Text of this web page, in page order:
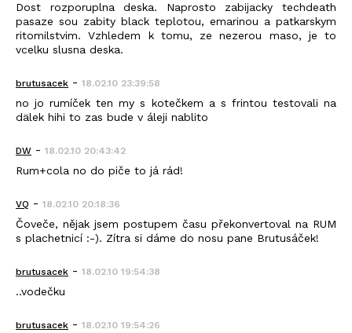
Dost rozporuplna deska. Naprosto zabijacky techdeath
pasaze sou zabity black teplotou, emarinou a patkarskym
ritomilstvim. Vzhledem k tomu, ze nezerou maso, je to
vcelku slusna deska.
brutusacek - 18.02.10 23:39:58
no jo rumíček ten my s kotečkem a s frintou testovali na
dälek hihi to zas bude v áleji nablito
DW - 18.02.10 20:43:42
Rum+cola no do piče to já rád!
VQ - 18.02.10 20:18:36
Čoveče, nějak jsem postupem času překonvertoval na RUM
s plachetnicí :-). Zítra si dáme do nosu pane Brutusáček!
brutusacek - 18.02.10 19:54:38
..vodečku
brutusacek - 18.02.10 19:54:26